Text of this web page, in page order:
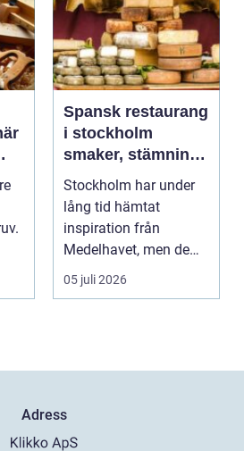
Spansk restaurang
i stockholm
smaker, stämning
och smarta val
Stockholm har under
lång tid hämtat
inspiration från
Medelhavet, men de
senaste åren har
spanska res...
05 juli 2026
Adress